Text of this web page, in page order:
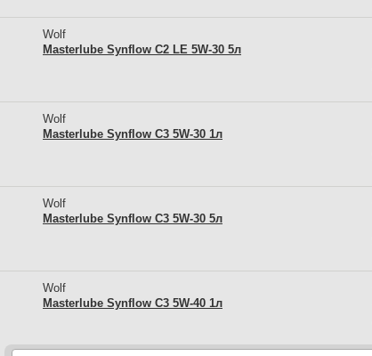
Wolf
Masterlube Synflow C2 LE 5W-30 5л
Wolf
Masterlube Synflow C3 5W-30 1л
Wolf
Masterlube Synflow C3 5W-30 5л
Wolf
Masterlube Synflow C3 5W-40 1л